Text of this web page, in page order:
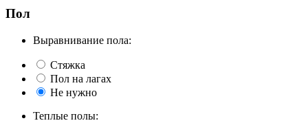
Пол
Выравнивание пола:
Стяжка
Пол на лагах
Не нужно
Теплые полы: